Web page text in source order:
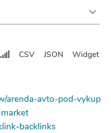
CSV JSON Widget
arenda-avto-pod-vykup
backlinks